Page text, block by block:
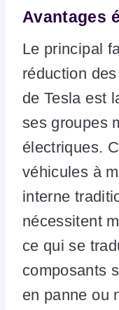
Avantages
Le principal
réduction
de Tesla est
ses groupes
électriques.
véhicules à
interne
nécessitent
ce qui se
composants
en panne ou